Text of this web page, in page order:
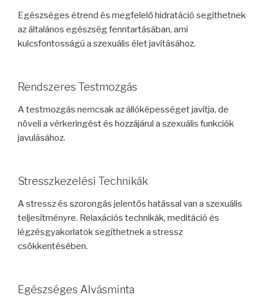
Egészséges étrend és megfelelő hidratáció segíthetnek
az általános egészség fenntartásában, ami
kulcsfontosságú a szexuális élet javításához.
Rendszeres Testmozgás
A testmozgás nemcsak az állóképességet javítja, de
növeli a vérkeringést és hozzájárul a szexuális funkciók
javulásához.
Stresszkezelési Technikák
A stressz és szorongás jelentős hatással van a szexuális
teljesítményre. Relaxációs technikák, meditáció és
légzésgyakorlatok segíthetnek a stressz
csökkentésében.
Egészséges Alvásminta